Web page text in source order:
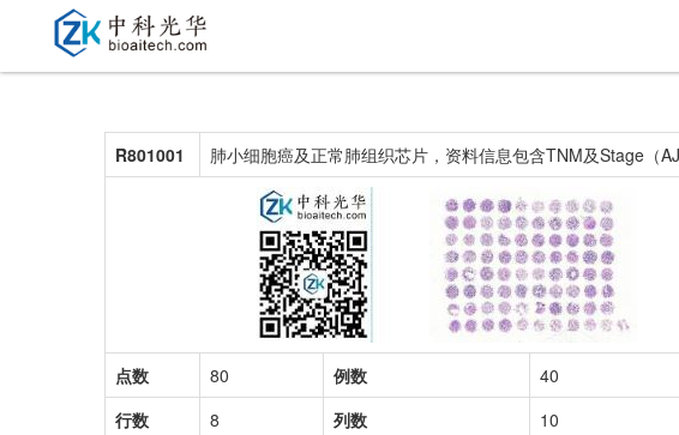
R801001 肺小细胞癌及正常肺组织芯片，资料信息包含TNM及Stage（
点数 80 例数
40
行数
8 列数
10